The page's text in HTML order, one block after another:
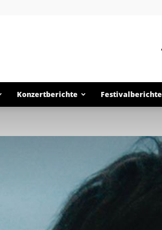
Konzertberichte Festivalberichte